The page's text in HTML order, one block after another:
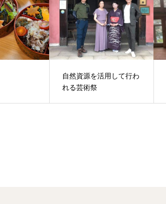
自然資源を活用して行わ
れる芸術祭